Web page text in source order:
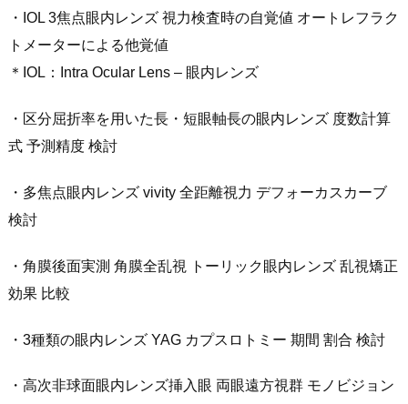
・IOL 3焦点眼内レンズ 視力検査時の自覚値 オートレフラク
トメーターによる他覚値
＊IOL：Intra Ocular Lens – 眼内レンズ
・区分屈折率を用いた長・短眼軸長の眼内レンズ 度数計算
式 予測精度 検討
・多焦点眼内レンズ vivity 全距離視力 デフォーカスカーブ
検討
・角膜後面実測 角膜全乱視 トーリック眼内レンズ 乱視矯正
効果 比較
・3種類の眼内レンズ YAG カプスロトミー 期間 割合 検討
・高次非球面眼内レンズ挿入眼 両眼遠方視群 モノビジョン